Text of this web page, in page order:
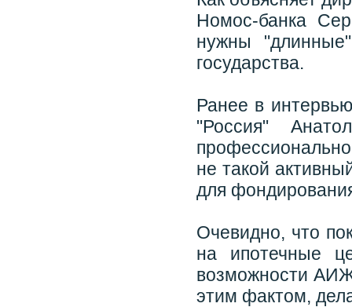
Номос-банка
нужны
государства.
Ранее в
"Россия"
не такой
для
Очевидно, что
на ипотечные
возможности
этим фактом,